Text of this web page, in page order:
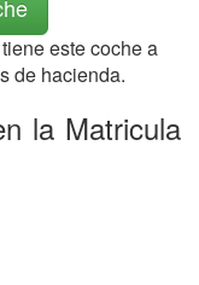
este coche a
de hacienda.
la Matricula